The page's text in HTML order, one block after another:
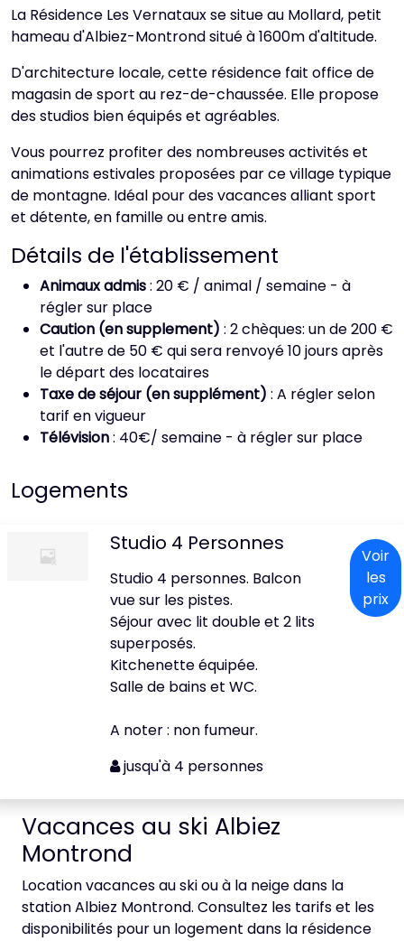
La Résidence Les Vernataux se situe au Mollard, petit
hameau d'Albiez-Montrond situé à 1600m d'altitude.
D'architecture locale, cette résidence fait office de
magasin de sport au rez-de-chaussée. Elle propose
des studios bien équipés et agréables.
Vous pourrez profiter des nombreuses activités et
animations estivales proposées par ce village typique
de montagne. Idéal pour des vacances alliant sport
et détente, en famille ou entre amis.
Détails de l'établissement
Animaux admis: 20 € / animal / semaine - à
régler sur place
Caution (en supplement) : 2 chèques: un de 200 €
et l'autre de 50 € qui sera renvoyé 10 jours après
le départ des locataires
Taxe de séjour (en supplément) : A régler selon
tarif en vigueur
Télévision: 40€/ semaine - à régler sur place
Logements
Studio 4 Personnes
Studio 4 personnes. Balcon
vue sur les pistes.
Séjour avec lit double et 2 lits
superposés.
Kitchenette équipée.
Salle de bains et WC.
A noter : non fumeur.
jusqu'à 4 personnes
Voir
les
prix
Vacances au ski Albiez
Montrond
Location vacances au ski ou à la neige dans la
station Albiez Montrond. Consultez les tarifs et les
disponibilités pour un logement dans la résidence